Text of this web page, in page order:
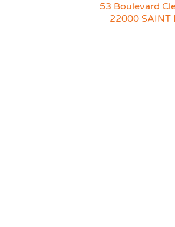
53 Boulevard
22000 SAINT